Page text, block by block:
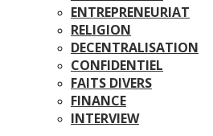
ENTREPRENEURIAT
RELIGION
DECENTRALISATION
CONFIDENTIEL
FAITS DIVERS
FINANCE
INTERVIEW